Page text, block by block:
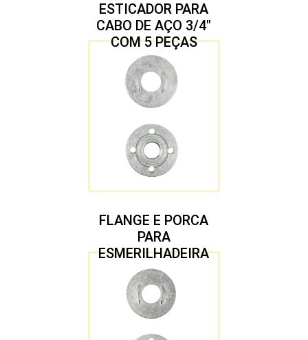
ESTICADOR PARA
CABO DE AÇO 3/4″
COM 5 PEÇAS
FLANGE E PORCA
PARA
ESMERILHADEIRA
4.1/2″ 22,23 MM